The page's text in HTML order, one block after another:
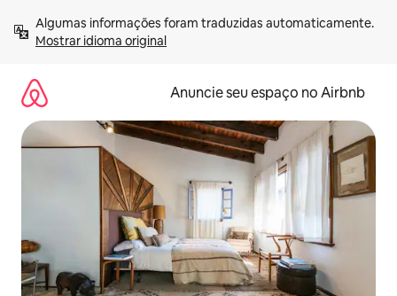
para
Mostrar idioma original
Anuncie seu espaço no Airbnb